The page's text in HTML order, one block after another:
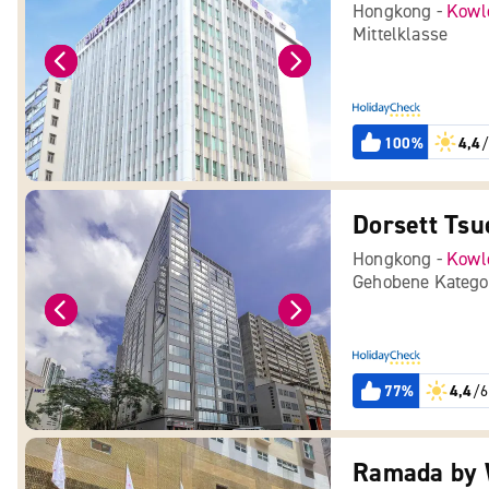
Hongkong -
Mittelklasse
100% 4,4
Dorsett
Hongkong -
Gehobene
77% 4,4/6